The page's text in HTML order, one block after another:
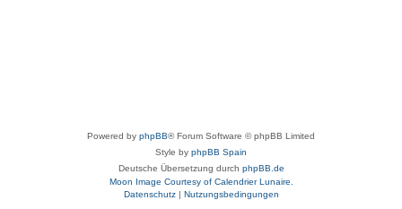
Powered by phpBB® Forum Software © phpBB Limited
Style by phpBB Spain
Deutsche Übersetzung durch phpBB.de
Moon Image Courtesy of Calendrier Lunaire.
Datenschutz| Nutzungsbedingungen